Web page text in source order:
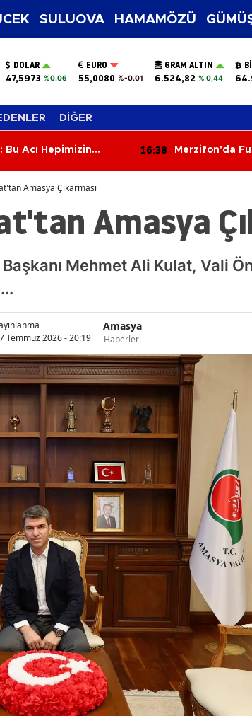
SULUOVA HAMAMÖZÜ
DOLAR
47,5973 %0.06
EURO
55,0080 %-0.01
GRAM ALTIN
6.524,82 % 0,44
DİĞER
Bu Acı Hepimizin
16:38
Merzifon'da
Amasya Çıkarması
Amasya
Mehmet Ali Kulat, Vali
Temmuz 2026 - 20:19
Amasya
Haberleri